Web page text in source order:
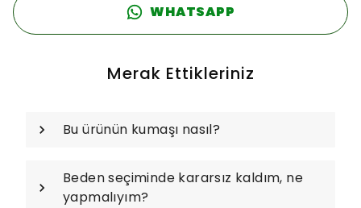
WHATSAPP
Merak Ettikleriniz
Bu ürünün kumaşı nasıl?
Beden seçiminde kararsız kaldım, ne
yapmalıyım?